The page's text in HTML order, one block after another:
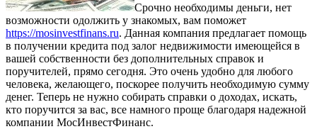
Срочно необходимы деньги, нет
возможности одолжить у знакомых, вам поможет
https://mosinvestfinans.ru. Данная компания предлагает помощь
в получении кредита под залог недвижимости имеющейся в
вашей собственности без дополнительных справок и
поручителей, прямо сегодня. Это очень удобно для любого
человека, желающего, поскорее получить необходимую сумму
денег. Теперь не нужно собирать справки о доходах, искать,
кто поручится за вас, все намного проще благодаря надежной
компании МосИнвестФинанс.